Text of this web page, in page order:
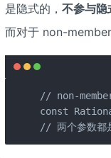
是隐式的， 不参与隐
而对于 non-member
// non-
const
// 两个参数都